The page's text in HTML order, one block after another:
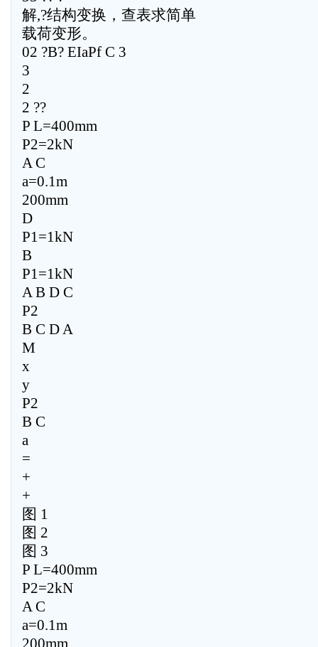
解,?结构变换，查表求简单
载荷变形。
02 ?B? EIaPf C 3
3
2
2 ??
P L=400mm
P2=2kN
A C
a=0.1m
200mm
D
P1=1kN
B
P1=1kN
A B D C
P2
B C D A
M
x
y
P2
B C
a
=
+
+
图 1
图 2
图 3
P L=400mm
P2=2kN
A C
a=0.1m
200mm